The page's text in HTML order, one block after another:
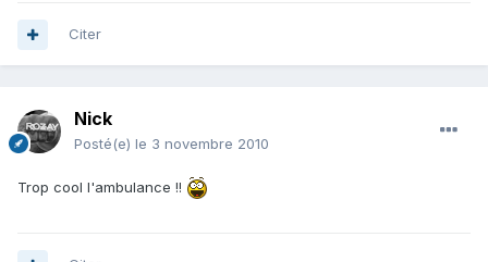
Citer
Nick
Posté(e) le 3 novembre 2010
Trop cool l'ambulance !!